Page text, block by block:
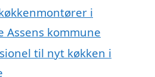
i
Assens kommune
til nyt køkken i